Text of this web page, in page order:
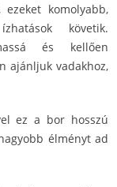
komolyabb,
követik.
és kellően
ajánljuk vadakhoz,
ez a bor hosszú
élményt ad